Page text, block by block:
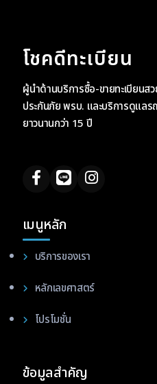
โชคดีทะเบียน
ผู้นำด้านบริการซื้อ-ขายทะเบียนส
ประกันภัย พรบ. และบริการดูแล
ยาวนานกว่า 15 ปี
เมนูหลัก
บริการของเรา
หลักเลขศาสตร์
โปรโมชั่น
ข้อมูลสำคัญ